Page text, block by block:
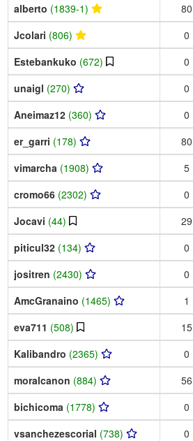
alberto (1839-1) 80
Jcolari (806) 0
Estebankuko (672) 0
unaigl (270) 0
Aneimaz12 (360) 0
er_garri (178) 80
vimarcha (1908) 5
cromo66 (2302) 0
Jocavi (44) 29
piticul32 (134) 0
jositren (2430) 0
AmcGranaino (1465) 1
eva711 (508) 15
Kalibandro (2365) 0
moralcanon (884) 56
bichicoma (1778) 0
vsanchezescorial (738) 0